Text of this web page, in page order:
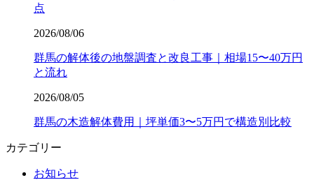
点
2026/08/06
群馬の解体後の地盤調査と改良工事｜相場15〜40万円
と流れ
2026/08/05
群馬の木造解体費用｜坪単価3〜5万円で構造別比較
カテゴリー
お知らせ